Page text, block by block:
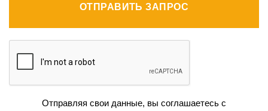
ОТПРАВИТЬ ЗАПРОС
Отправляя свои данные, вы соглашаетесь с